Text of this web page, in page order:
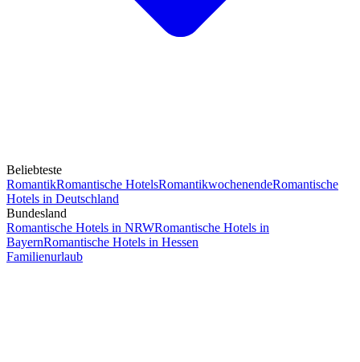
Beliebteste
RomantikRomantische HotelsRomantikwochenendeRomantische
Hotels in Deutschland
Bundesland
Romantische Hotels in NRWRomantische Hotels in
BayernRomantische Hotels in Hessen
Familienurlaub